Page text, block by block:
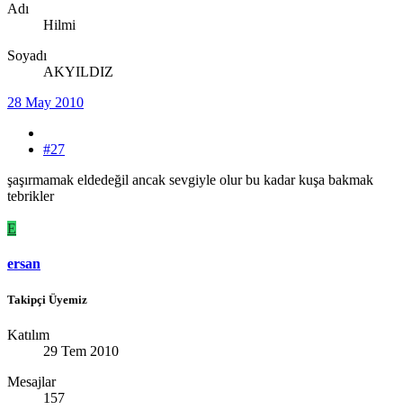
Adı
Hilmi
Soyadı
AKYILDIZ
28 May 2010
#27
şaşırmamak eldedeğil ancak sevgiyle olur bu kadar kuşa bakmak
tebrikler
E
ersan
Takipçi Üyemiz
Katılım
29 Tem 2010
Mesajlar
157